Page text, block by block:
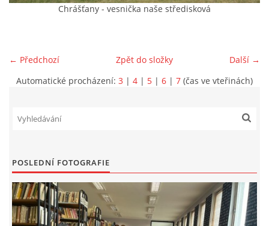
"KNIHOBUDKY"
PROJEKT FLYNN "KNIHOVNA" CARSEN
E-KNIHY DO KAŽDÉ KNIHOVNY
GRANTY A DOTACE
Chrášťany - vesnička naše středisková
← Předchozí Další →
Zpět do složky
Automatické procházení: 3 | 4 | 5 | 6 | 7 (čas ve vteřinách)
POSLEDNÍ FOTOGRAFIE